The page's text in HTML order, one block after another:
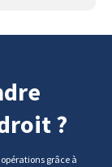
?
grâce à